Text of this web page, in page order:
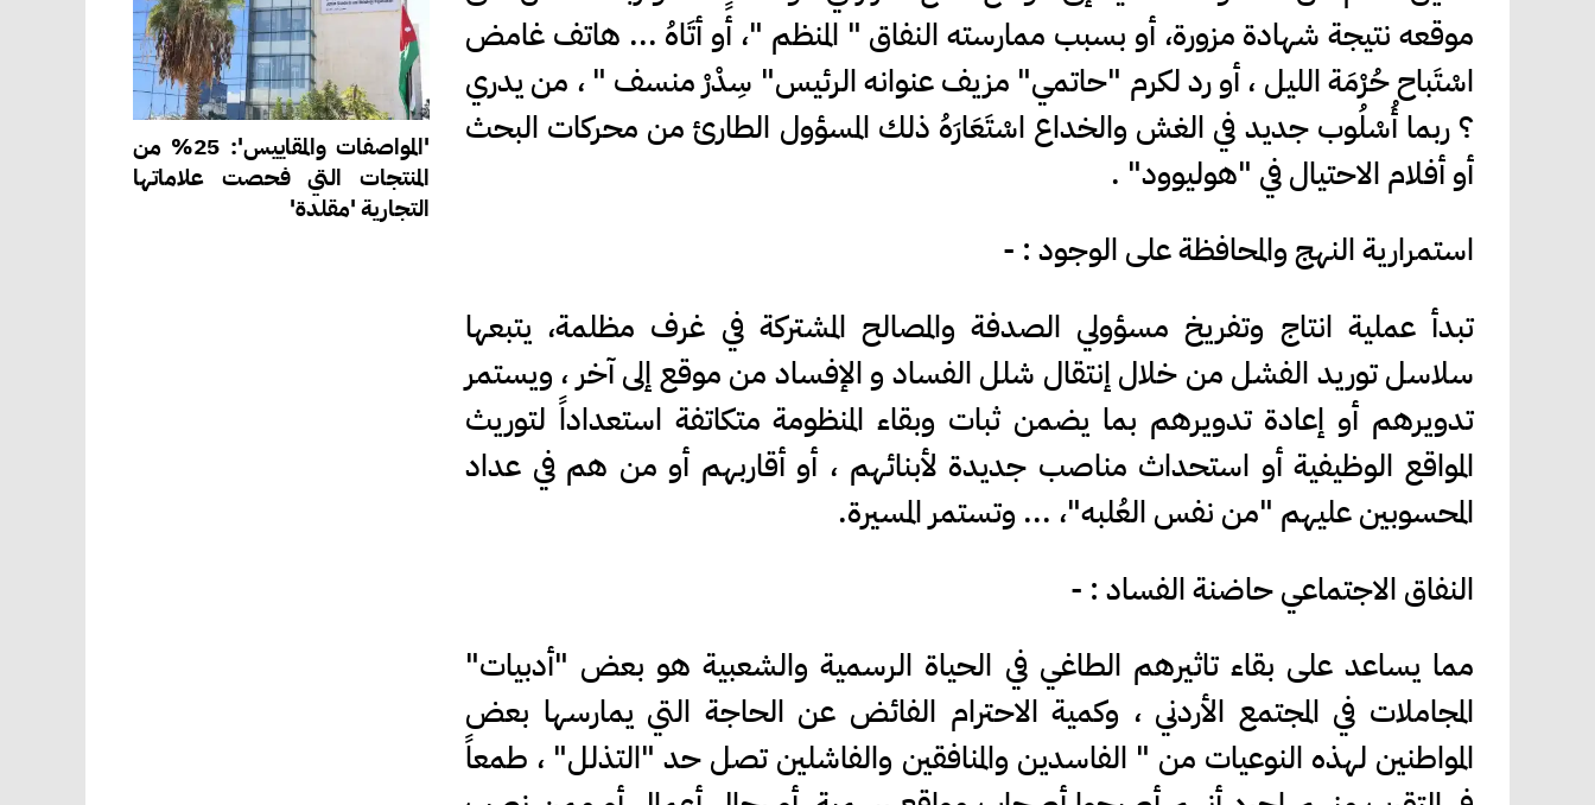
موقعه نتيجة شهادة مزورة، أو بسبب ممارسته النفاق " المنظم "، أو أتَاهُ ... هاتف غامض
اسْتَباح حُرْمَة الليل ، أو رد لكرم "حاتمي" مزيف عنوانه الرئيس" سِدْرْ منسف " ، من يدري
؟ ربما أُسْلُوب جديد في الغش والخداع اسْتَعَارَهُ ذلك المسؤول الطارئ من محركات البحث
أو أفلام الاحتيال في "هوليوود" .
استمرارية النهج والمحافظة على الوجود : -
تبدأ عملية انتاج وتفريخ مسؤولي الصدفة والمصالح المشتركة في غرف مظلمة، يتبعها
سلاسل توريد الفشل من خلال إنتقال شلل الفساد و الإفساد من موقع إلى آخر ، ويستمر
تدويرهم أو إعادة تدويرهم بما يضمن ثبات وبقاء المنظومة متكاتفة استعداداً لتوريث
المواقع الوظيفية أو استحداث مناصب جديدة لأبنائهم ، أو أقاربهم أو من هم في عداد
المحسوبين عليهم "من نفس العُلبه"، ... وتستمر المسيرة.
النفاق الاجتماعي حاضنة الفساد : -
مما يساعد على بقاء تاثيرهم الطاغي في الحياة الرسمية والشعبية هو بعض "أدبيات"
المجاملات في المجتمع الأردني ، وكمية الاحترام الفائض عن الحاجة التي يمارسها بعض
المواطنين لهذه النوعيات من " الفاسدين والمنافقين والفاشلين تصل حد "التذلل" ، طمعاً
'المواصفات والمقاييس': 25% من
المنتجات التي فحصت علاماتها
التجارية 'مقلدة'